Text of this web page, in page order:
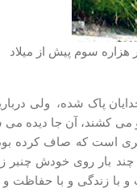
سوم پیش از میلاد
پاک شده، ولی
می کشند، آن جا دیده می
است که صاف کرده
بار روی خودش چنبر
با زندگی و با حفاظت و